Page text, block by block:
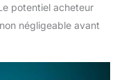
potentiel acheteur
négligeable avant